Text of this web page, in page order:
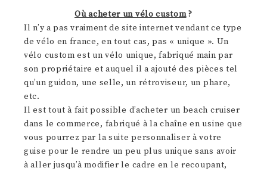
Où acheter un vélo custom?
Il n’y a pas vraiment de site internet vendant ce type
de vélo en france, en tout cas, pas « unique ». Un
vélo custom est un vélo unique, fabriqué main par
son propriétaire et auquel il a ajouté des pièces tel
qu’un guidon, une selle, un rétroviseur, un phare,
etc.
Il est tout à fait possible d’acheter un beach cruiser
dans le commerce, fabriqué à la chaîne en usine que
vous pourrez par la suite personnaliser à votre
guise pour le rendre un peu plus unique sans avoir
à aller jusqu’à modifier le cadre en le recoupant,